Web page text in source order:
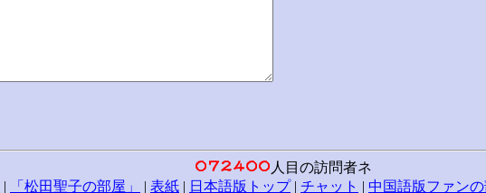
人目の訪問者ネ
| 「松田聖子の部屋」 | 表紙 | 日本語版トップ| チャット | 中国語版ファン